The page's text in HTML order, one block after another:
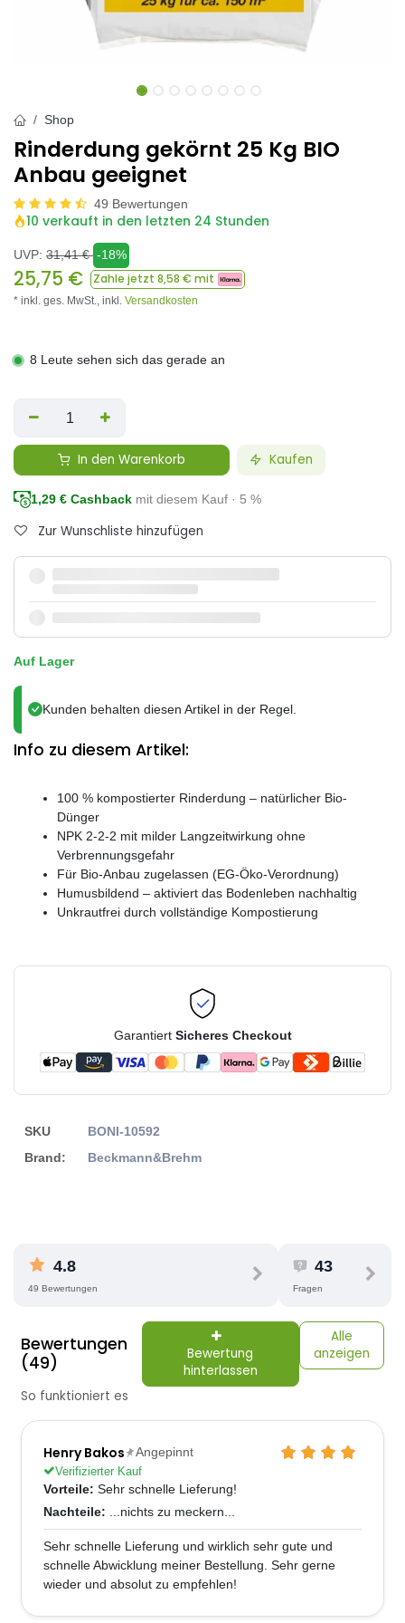
Shop
Rinderdung gekörnt 25 Kg BIO
Anbau geeignet
49 Bewertungen
10 verkauft in den letzten 24 Stunden
UVP: 31,41€ -18%
25,75 € Zahle jetzt 8,58 € mit
* inkl. ges. MwSt., inkl. Versandkosten
8 Leute sehen sich das gerade an
In den Warenkorb Kaufen
1,29 € Cashback mit diesem Kauf · 5 %
Zur Wunschliste hinzufügen
Auf Lager
Kunden behalten diesen Artikel in der Regel.
Info zu diesem Artikel:
100 % kompostierter Rinderdung – natürlicher Bio-
Dünger
NPK 2-2-2 mit milder Langzeitwirkung ohne
Verbrennungsgefahr
Für Bio-Anbau zugelassen (EG-Öko-Verordnung)
Humusbildend – aktiviert das Bodenleben nachhaltig
Unkrautfrei durch vollständige Kompostierung
Garantiert Sicheres Checkout
SKU
BONI-10592
Brand:
Beckmann&Brehm
4.8
49 Bewertungen
43
Fragen
Bewertungen
(49)
Bewertung
hinterlassen
Alle
anzeigen
So funktioniert es
Henry Bakos Angepinnt
Verifizierter Kauf
Vorteile: Sehr schnelle Lieferung!
Nachteile: ...nichts zu meckern...
Sehr schnelle Lieferung und wirklich sehr gute und
schnelle Abwicklung meiner Bestellung. Sehr gerne
wieder und absolut zu empfehlen!